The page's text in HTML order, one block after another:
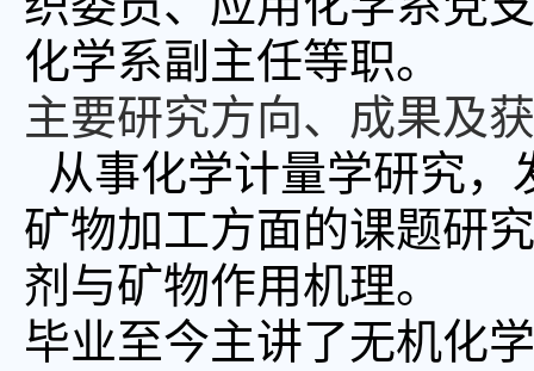
化学系副主任等职。
主要研究方向、成果及
从事化学计量学研究，
矿物加工方面的课题研
剂与矿物作用机理。
毕业至今主讲了无机化